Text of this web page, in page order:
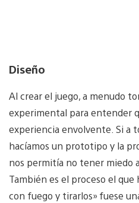
Diseño
Al crear el juego, a menudo
experimental para entender
experiencia envolvente. Si a
hacíamos un prototipo y la
nos permitía no tener miedo
También es el proceso el que
con fuego y tirarlos» fuese